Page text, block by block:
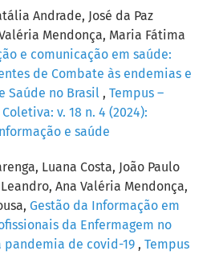
Andrade, José da Paz
Mendonça, Maria Fátima
e comunicação em saúde:
de Combate às endemias e
Saúde no Brasil , Tempus –
v. 18 n. 4 (2024):
e saúde
Luana Costa, João Paulo
Ana Valéria Mendonça,
Gestão da Informação em
da Enfermagem no
pandemia de covid-19 , Tempus